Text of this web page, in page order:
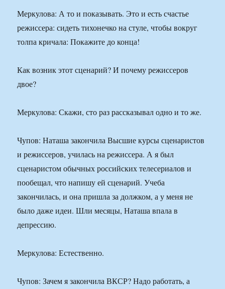
Меркулова: А то и показывать. Это и есть счастье
режиссера: сидеть тихонечко на стуле, чтобы вокруг
толпа кричала: Покажите до конца!
Как возник этот сценарий? И почему режиссеров
двое?
Меркулова: Скажи, сто раз рассказывал одно и то же.
Чупов: Наташа закончила Высшие курсы сценаристов
и режиссеров, училась на режиссера. А я был
сценаристом обычных российских телесериалов и
пообещал, что напишу ей сценарий. Учеба
закончилась, и она пришла за должком, а у меня не
было даже идеи. Шли месяцы, Наташа впала в
депрессию.
Меркулова: Естественно.
Чупов: Зачем я закончила ВКСР? Надо работать, а